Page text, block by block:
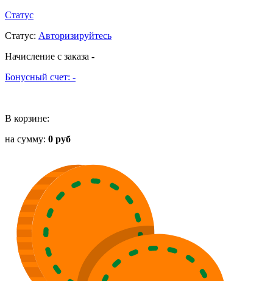
Статус
Статус: Авторизируйтесь
Начисление с заказа -
Бонусный счет: -
В корзине:
на сумму: 0 руб